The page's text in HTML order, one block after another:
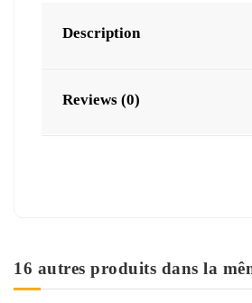
Description
Reviews (0)
16 autres produits dans la